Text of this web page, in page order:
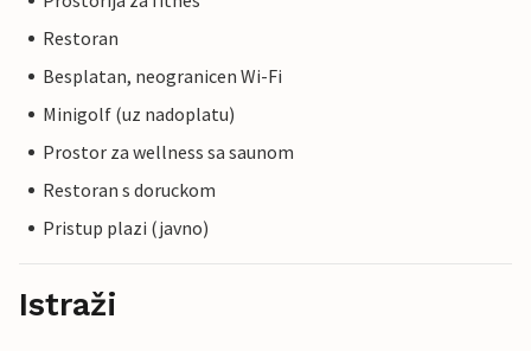
Restoran
Besplatan, neogranicen Wi-Fi
Minigolf (uz nadoplatu)
Prostor za wellness sa saunom
Restoran s doruckom
Pristup plazi (javno)
Istraži